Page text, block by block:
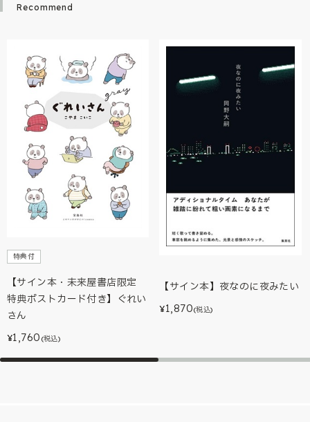
Recommend
特典付
【サイン本・未来屋書店限定
特典ポストカード付き】ぐれい
さん
¥1,760 (税込)
【サイン本】夜なのに夜みたい
¥1,870(税込)